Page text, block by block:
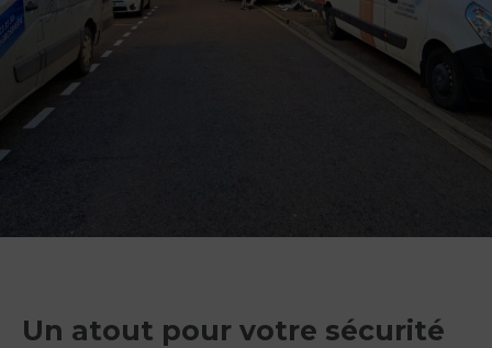
Un atout pour votre sécurité